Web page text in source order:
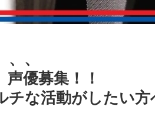
、
優募集！！
チな活動がしたい